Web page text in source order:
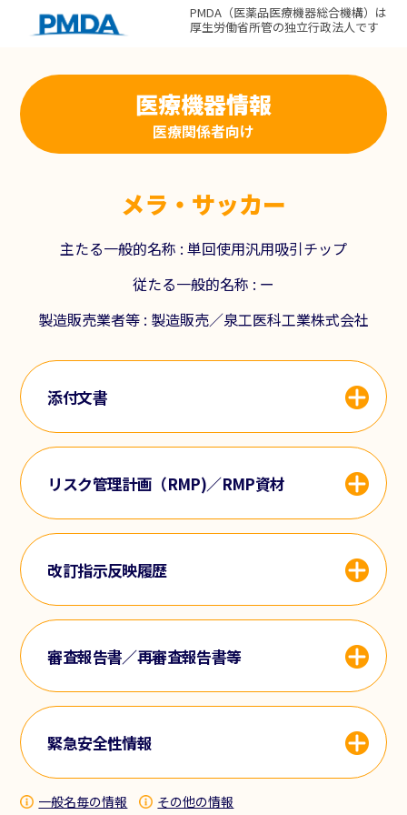
PMDA（医薬品医療機器総合機構）は
厚生労働省所管の独立行政法人です
医療機器情報
医療関係者向け
メラ・サッカー
主たる一般的名称 : 単回使用汎用吸引チップ
従たる一般的名称 : ー
製造販売業者等 : 製造販売／泉工医科工業株式会社
添付文書
リスク管理計画（RMP)／RMP資材
改訂指示反映履歴
審査報告書／再審査報告書等
緊急安全性情報
一般名毎の情報 その他の情報